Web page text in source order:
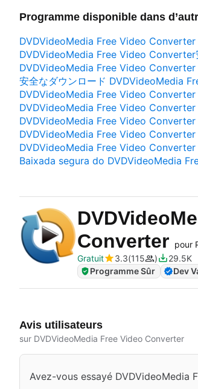
Programme disponible dans
DVDVideoMedia Free Video
DVDVideoMedia Free Video Converter
DVDVideoMedia Free Video
安全なダウンロード DVDVideoMedia
DVDVideoMedia Free Video
DVDVideoMedia Free Video Converter
DVDVideoMedia Free Video
DVDVideoMedia Free Video
DVDVideoMedia Free Video
Baixada segura do DVDVideoMedia
Converter pour
Gratuit
3.3 115
29.5K
Programme Sûr
Dev
Avis utilisateurs
sur DVDVideoMedia Free Video Converter
Avez-vous essayé DVDVideoMedia